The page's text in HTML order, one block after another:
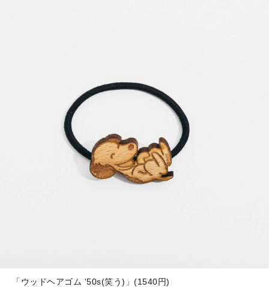
「ウッドヘアゴム '50s(笑う)」(1540円)